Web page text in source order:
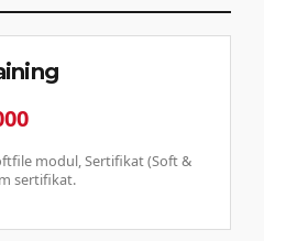
modul, Sertifikat (Soft &
sertifikat.